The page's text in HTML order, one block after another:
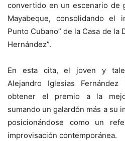
convertido en un escenario de
Mayabeque, consolidando el
Punto Cubano” de la Casa de la
Hernández”.
En esta cita, el joven y
Alejandro Iglesias
obtener el premio a la
sumando un galardón más a su
posicionándose como un
improvisación contemporánea.